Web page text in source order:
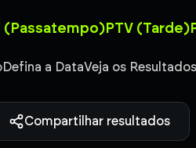
(Passatempo)PTV (Tarde)
Defina a DataVeja os Resultados
Compartilhar resultados